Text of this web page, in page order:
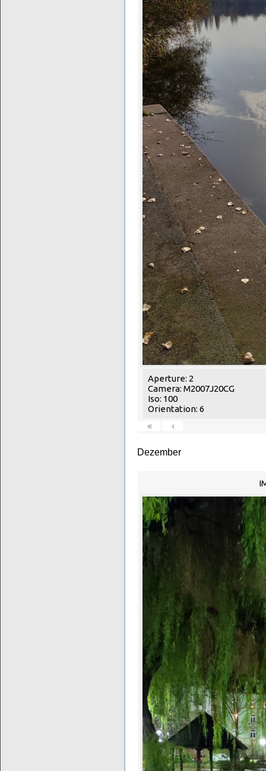
Aperture: 2
Camera: M2007J20CG
Iso: 100
Orientation: 6
«
‹
Dezember